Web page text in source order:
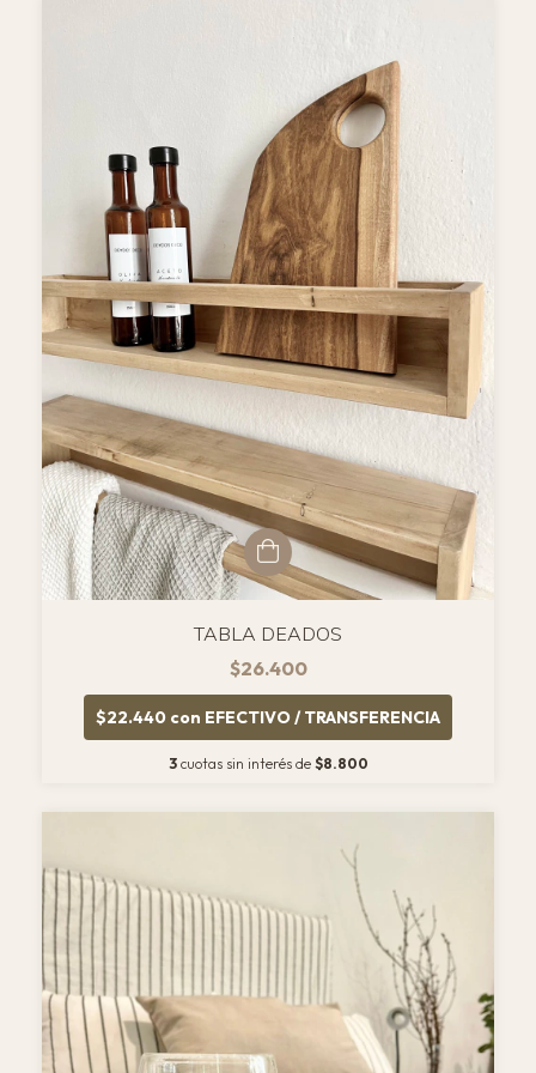
TABLA DEADOS
$26.400
$22.440 con EFECTIVO / TRANSFERENCIA
3 cuotas sin interés de $8.800